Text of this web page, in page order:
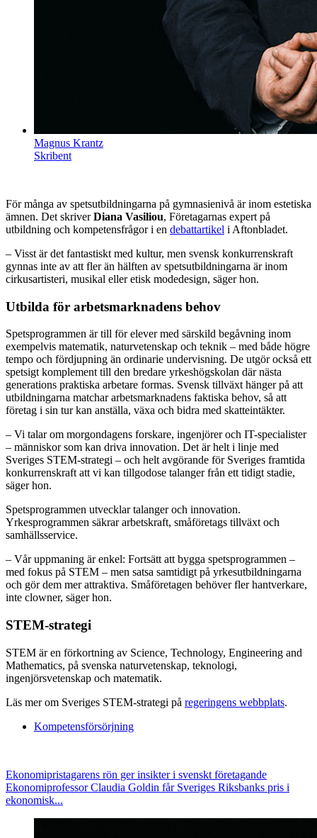
Magnus Krantz
Skribent
För många av spetsutbildningarna på gymnasienivå är inom estetiska
ämnen. Det skriverDiana Vasiliou, Företagarnas expert på
utbildning och kompetensfrågor i en debattartikel i Aftonbladet.
– Visst är det fantastiskt med kultur, men svensk konkurrenskraft
gynnas inte av att fler än hälften av spetsutbildningarna är inom
cirkusartisteri, musikal eller etisk modedesign, säger hon.
Utbilda för arbetsmarknadens behov
Spetsprogrammen är till för elever med särskild begåvning inom
exempelvis matematik, naturvetenskap och teknik – med både högre
tempo och fördjupning än ordinarie undervisning. De utgör också ett
spetsigt komplement till den bredare yrkeshögskolan där nästa
generations praktiska arbetare formas. Svensk tillväxt hänger på att
utbildningarna matchar arbetsmarknadens faktiska behov, så att
företag i sin tur kan anställa, växa och bidra med skatteintäkter.
– Vi talar om morgondagens forskare, ingenjörer och IT-specialister
– människor som kan driva innovation. Det är helt i linje med
Sveriges STEM-strategi – och helt avgörande för Sveriges framtida
konkurrenskraft att vi kan tillgodose talanger från ett tidigt stadie,
säger hon.
Spetsprogrammen utvecklar talanger och innovation.
Yrkesprogrammen säkrar arbetskraft, småföretags tillväxt och
samhällsservice.
– Vår uppmaning är enkel: Fortsätt att bygga spetsprogrammen –
med fokus på STEM – men satsa samtidigt på yrkesutbildningarna
och gör dem mer attraktiva. Småföretagen behöver fler hantverkare,
inte clowner, säger hon.
STEM-strategi
STEM är en förkortning av Science, Technology, Engineering and
Mathematics, på svenska naturvetenskap, teknologi,
ingenjörsvetenskap och matematik.
Läs mer om Sveriges STEM-strategi på regeringens webbplats.
Kompetensförsörjning
Ekonomipristagarens rön ger insikter i svenskt företagande
Ekonomiprofessor Claudia Goldin får Sveriges Riksbanks pris i
ekonomisk...